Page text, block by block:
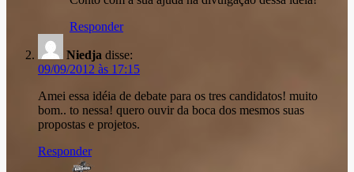
Responder
Niedja disse:
09/09/2012 às 17:15
Amei essa idéia de debate para os tres candidatos! muito
bom.. to nessa! quero ouvir da boca dos mesmos suas
propostas e projetos.
Responder